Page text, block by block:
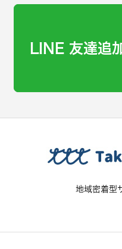
LINE 友達追
地域密着型